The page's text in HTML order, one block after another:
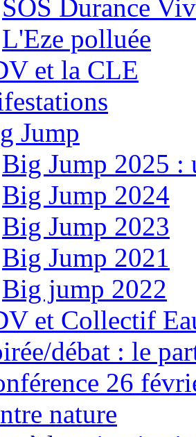
SOS Durance
L'Eze polluée
et la CLE
Jump
Big Jump 2025 :
Big Jump 2024
Big Jump 2023
Big Jump 2021
Big jump 2022
et Collectif
débat : le
26
nature